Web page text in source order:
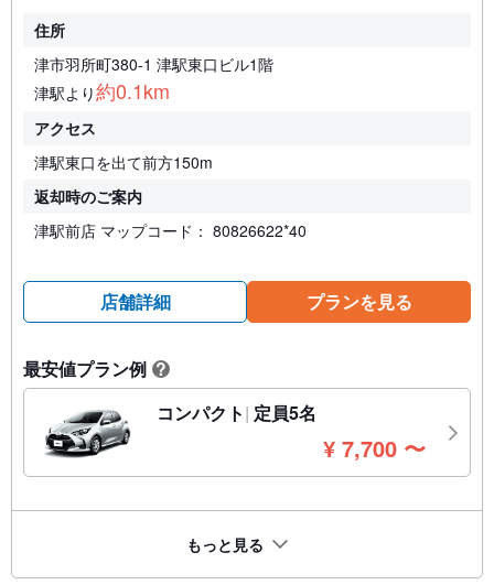
住所
津市羽所町380-1 津駅東口ビル1階
津駅より約0.1km
アクセス
津駅東口を出て前方150m
返却時のご案内
津駅前店 マップコード： 80826622*40
店舗詳細 プランを見る
最安値プラン例 ?
コンパクト 定員5名
¥ 7,700 円
〜
もっと見る